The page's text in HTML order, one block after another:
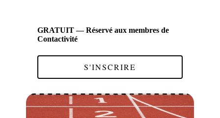
GRATUIT — Réservé aux membres de
Contactivité
S'INSCRIRE